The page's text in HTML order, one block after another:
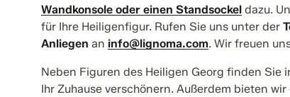
Wandkonsole oder einen Standsockeldazu.
für Ihre Heiligenfigur. Rufen Sie uns unter der
Anliegen an info@lignoma.com. Wir freuen
Neben Figuren des Heiligen Georg finden Sie
Ihr Zuhause verschönern. Außerdem bieten